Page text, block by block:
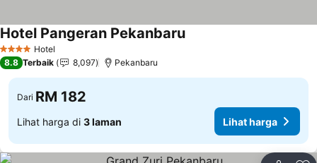
4 BintangHotel
Hotel Pangeran Pekanbaru
8.8 Terbaik 8,097 Pekanbaru
Dari RM 182
Lihat harga di 3 laman Lihat harga